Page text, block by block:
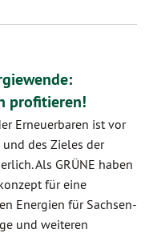
profitieren!
Erneuerbaren ist vor
des Zieles der
Als GRÜNE haben
für eine
Energien für Sachsen-
und weiteren